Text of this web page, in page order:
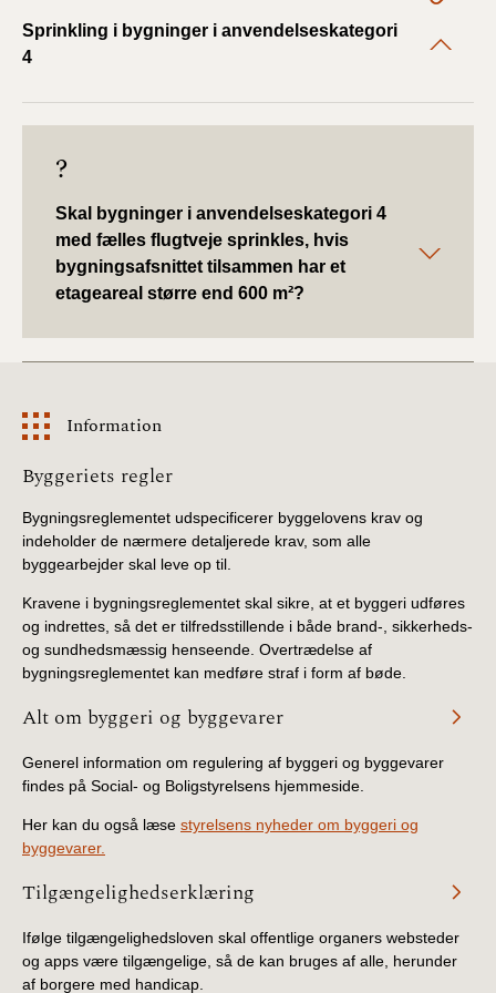
2021)
BR18 (1/1-29/6
2021)
BR18 (1/7-31/12
BR18 (4/7-31/12
2019)
BR18 (1/7-31/12
2018)
BR18 (1/1-30/6
BR15 (2015-2018)
Tidligere BR (1961-
Sprinkling i bygninger i anvendelseskategori
4
?
Skal bygninger i anvendelseskategori 4
med fælles flugtveje sprinkles, hvis
bygningsafsnittet tilsammen har et
etageareal større end 600 m²?
Information
Information
Byggeriets regler
Bygningsreglementet udspecificerer byggelovens krav og
indeholder de nærmere detaljerede krav, som alle
byggearbejder skal leve op til.
Kravene i bygningsreglementet skal sikre, at et byggeri udføres
og indrettes, så det er tilfredsstillende i både brand-, sikkerheds-
og sundhedsmæssig henseende. Overtrædelse af
bygningsreglementet kan medføre straf i form af bøde.
Alt om byggeri og byggevarer
Generel information om regulering af byggeri og byggevarer
findes på Social- og Boligstyrelsens hjemmeside.
Her kan du også læse styrelsens nyheder om byggeri og
byggevarer.
Tilgængelighedserklæring
Ifølge tilgængelighedsloven skal offentlige organers websteder
og apps være tilgængelige, så de kan bruges af alle, herunder
af borgere med handicap.